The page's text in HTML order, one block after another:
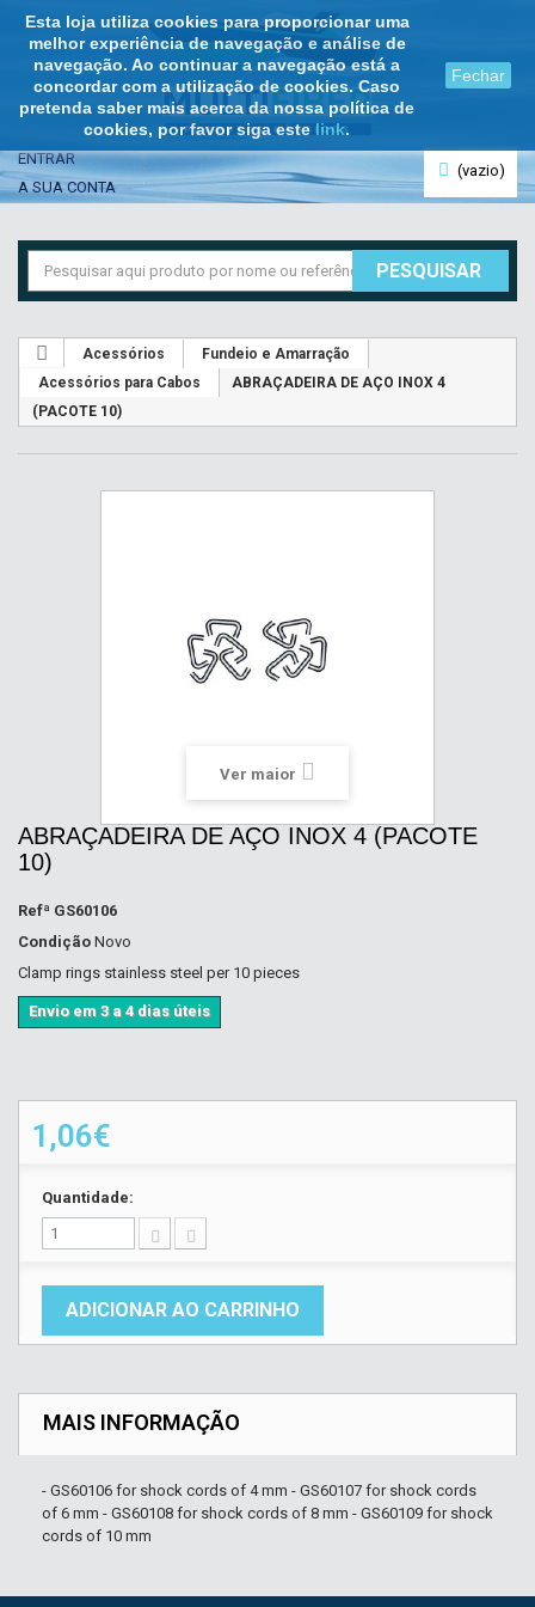
Esta loja utiliza cookies para proporcionar uma
melhor experiência de navegação e análise de
navegação. Ao continuar a navegação está a
concordar com a utilização de cookies. Caso
pretenda saber mais acerca da nossa política de
cookies, por favor siga este link.
Fechar
(vazio)
ENTRAR
A SUA CONTA
PESQUISAR
Acessórios
Fundeio e Amarração
Acessórios para Cabos
ABRAÇADEIRA DE AÇO INOX 4
(PACOTE 10)
Ver maior
ABRAÇADEIRA DE AÇO INOX 4 (PACOTE
10)
Refª GS60106
Condição Novo
Clamp rings stainless steel per 10 pieces
Envio em 3 a 4 dias úteis
1,06€
Quantidade:
ADICIONAR AO CARRINHO
MAIS INFORMAÇÃO
- GS60106 for shock cords of 4 mm - GS60107 for shock cords
of 6 mm - GS60108 for shock cords of 8 mm - GS60109 for shock
cords of 10 mm